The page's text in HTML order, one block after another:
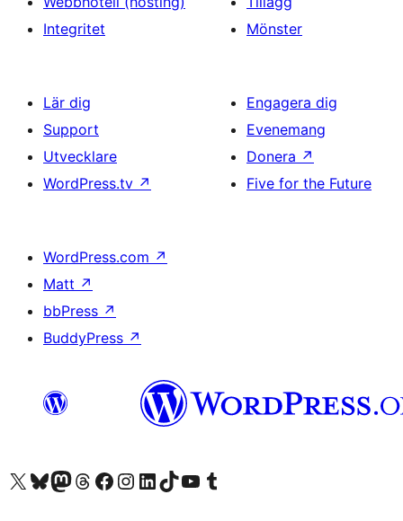
Integritet
Mönster
Lär dig
Support
Utvecklare
WordPress.tv ↗
Engagera dig
Evenemang
Donera ↗
Five for the Future
WordPress.com ↗
Matt ↗
bbPress ↗
BuddyPress ↗
Besök vår X-konto (f.d. Twitter)
Besök vårt Bluesky-konto
Besök vårt Mastodon-konto
Besök vårt Thread-konto
Besök vår Facebook-sidaBesök vårt Instagram-konto
Besök vårt LinkedIn-konto
Besök vårt TikTok-konto
Besök vår YouTube-kanalBesök vårt Tumblr-konto